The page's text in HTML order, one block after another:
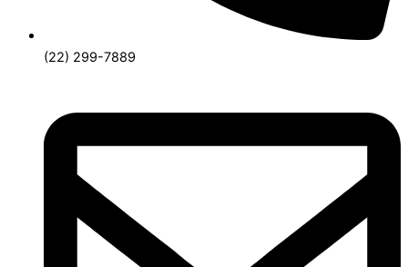
(22) 299-7889